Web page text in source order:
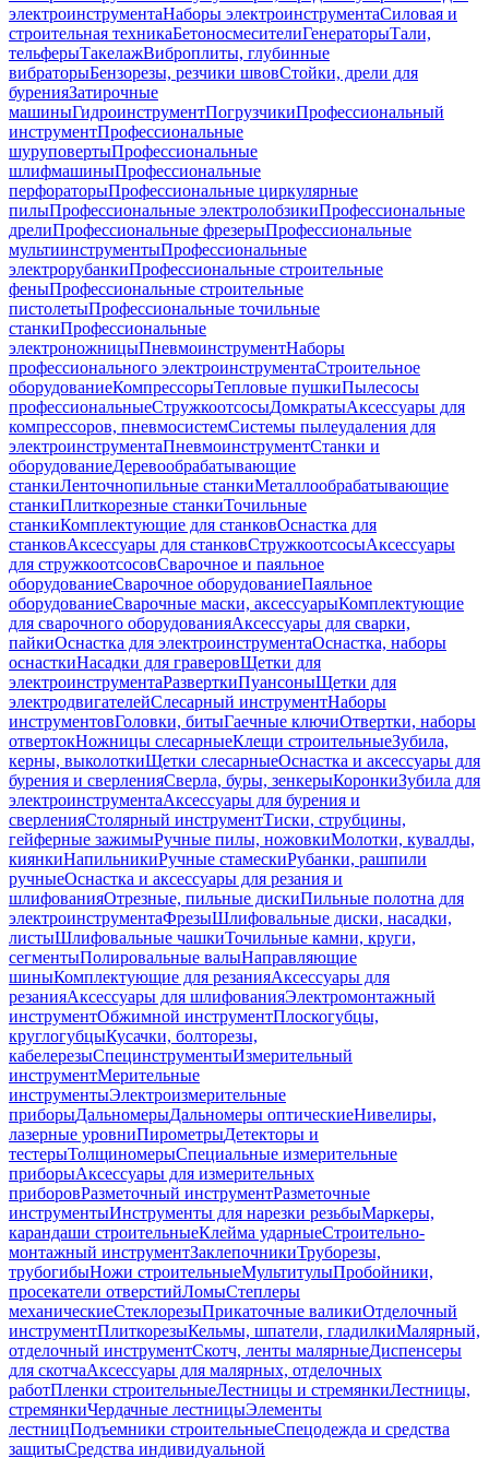
электроинструментаНаборы электроинструментаСиловая и
строительная техникаБетоносмесителиГенераторыТали,
тельферыТакелажВиброплиты, глубинные
вибраторыБензорезы, резчики швовСтойки, дрели для
буренияЗатирочные
машиныГидроинструментПогрузчикиПрофессиональный
инструментПрофессиональные
шуруповертыПрофессиональные
шлифмашиныПрофессиональные
перфораторыПрофессиональные циркулярные
пилыПрофессиональные электролобзикиПрофессиональные
дрелиПрофессиональные фрезерыПрофессиональные
мультиинструментыПрофессиональные
электрорубанкиПрофессиональные строительные
феныПрофессиональные строительные
пистолетыПрофессиональные точильные
станкиПрофессиональные
электроножницыПневмоинструментНаборы
профессионального электроинструментаСтроительное
оборудованиеКомпрессорыТепловые пушкиПылесосы
профессиональныеСтружкоотсосыДомкратыАксессуары для
компрессоров, пневмосистемСистемы пылеудаления для
электроинструментаПневмоинструментСтанки и
оборудованиеДеревообрабатывающие
станкиЛенточнопильные станкиМеталлообрабатывающие
станкиПлиткорезные станкиТочильные
станкиКомплектующие для станковОснастка для
станковАксессуары для станковСтружкоотсосыАксессуары
для стружкоотсосовСварочное и паяльное
оборудованиеСварочное оборудованиеПаяльное
оборудованиеСварочные маски, аксессуарыКомплектующие
для сварочного оборудованияАксессуары для сварки,
пайкиОснастка для электроинструментаОснастка, наборы
оснасткиНасадки для граверовЩетки для
электроинструментаРазверткиПуансоныЩетки для
электродвигателейСлесарный инструментНаборы
инструментовГоловки, битыГаечные ключиОтвертки, наборы
отвертокНожницы слесарныеКлещи строительныеЗубила,
керны, выколоткиЩетки слесарныеОснастка и аксессуары для
бурения и сверленияСверла, буры, зенкерыКоронкиЗубила для
электроинструментаАксессуары для бурения и
сверленияСтолярный инструментТиски, струбцины,
гейферные зажимыРучные пилы, ножовкиМолотки, кувалды,
киянкиНапильникиРучные стамескиРубанки, рашпили
ручныеОснастка и аксессуары для резания и
шлифованияОтрезные, пильные дискиПильные полотна для
электроинструментаФрезыШлифовальные диски, насадки,
листыШлифовальные чашкиТочильные камни, круги,
сегментыПолировальные валыНаправляющие
шиныКомплектующие для резанияАксессуары для
резанияАксессуары для шлифованияЭлектромонтажный
инструментОбжимной инструментПлоскогубцы,
круглогубцыКусачки, болторезы,
кабелерезыСпецинструментыИзмерительный
инструментМерительные
инструментыЭлектроизмерительные
приборыДальномерыДальномеры оптическиеНивелиры,
лазерные уровниПирометрыДетекторы и
тестерыТолщиномерыСпециальные измерительные
приборыАксессуары для измерительных
приборовРазметочный инструментРазметочные
инструментыИнструменты для нарезки резьбыМаркеры,
карандаши строительныеКлейма ударныеСтроительно-
монтажный инструментЗаклепочникиТруборезы,
трубогибыНожи строительныеМультитулыПробойники,
просекатели отверстийЛомыСтеплеры
механическиеСтеклорезыПрикаточные валикиОтделочный
инструментПлиткорезыКельмы, шпатели, гладилкиМалярный,
отделочный инструментСкотч, ленты малярныеДиспенсеры
для скотчаАксессуары для малярных, отделочных
работПленки строительныеЛестницы и стремянкиЛестницы,
стремянкиЧердачные лестницыЭлементы
лестницПодъемники строительныеСпецодежда и средства
защитыСредства индивидуальной